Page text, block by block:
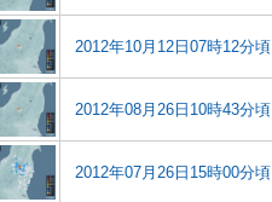
2012年10月12日07時12分頃
2012年08月26日10時43分頃
2012年07月26日15時00分頃